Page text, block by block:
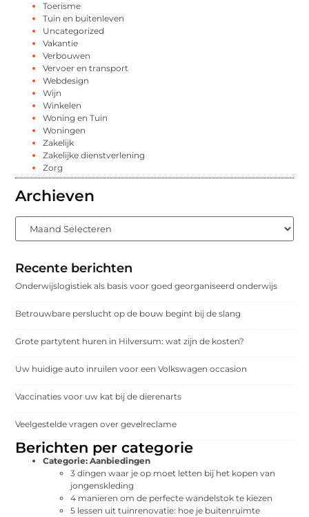
Berichten per categorie
Categorie: Aanbiedingen
3 dingen waar je op moet letten bij het kopen van
jongenskleding
4 manieren om de perfecte wandelstok te kiezen
5 lessen uit tuinrenovatie: hoe je buitenruimte
Toerisme
Tuin en buitenleven
Uncategorized
Vakantie
Verbouwen
Vervoer en transport
Webdesign
Wijn
Winkelen
Woning en Tuin
Woningen
Zakelijk
Zakelijke dienstverlening
Zorg
Archieven
Recente berichten
Onderwijslogistiek als basis voor goed georganiseerd onderwijs
Betrouwbare perslucht op de bouw begint bij de slang
Grote partytent huren in Hilversum: wat zijn de kosten?
Uw huidige auto inruilen voor een Volkswagen occasion
Vaccinaties voor uw kat bij de dierenarts
Veelgestelde vragen over gevelreclame